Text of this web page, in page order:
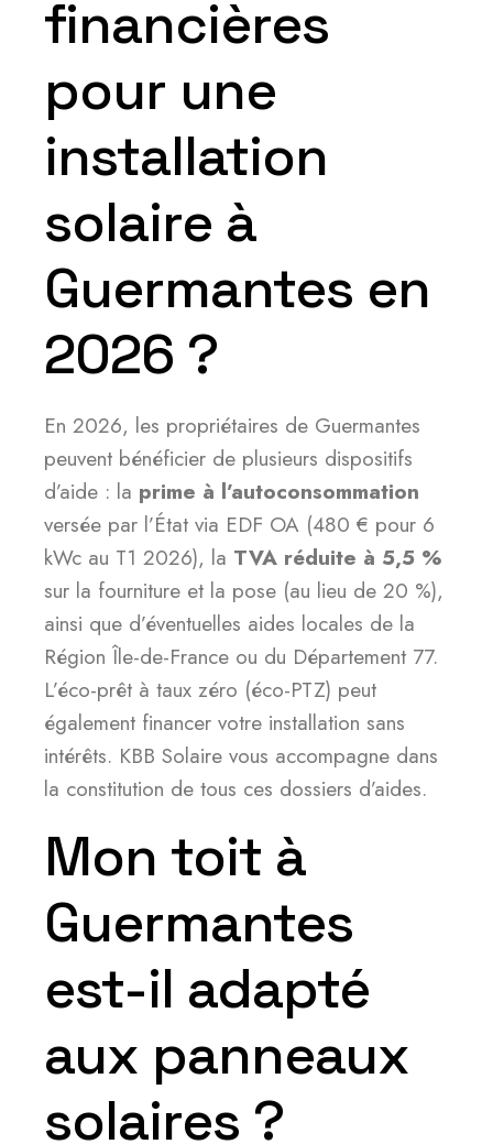
financières
pour une
installation
solaire à
Guermantes en
2026 ?
En 2026, les propriétaires de Guermantes
peuvent bénéficier de plusieurs dispositifs
d’aide : la prime à l’autoconsommation
versée par l’État via EDF OA (480 € pour 6
kWc au T1 2026), la TVA réduite à 5,5 %
sur la fourniture et la pose (au lieu de 20 %),
ainsi que d’éventuelles aides locales de la
Région Île-de-France ou du Département 77.
L’éco-prêt à taux zéro (éco-PTZ) peut
également financer votre installation sans
intérêts. KBB Solaire vous accompagne dans
la constitution de tous ces dossiers d’aides.
Mon toit à
Guermantes
est-il adapté
aux panneaux
solaires ?